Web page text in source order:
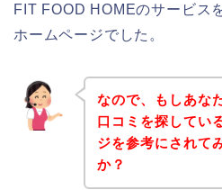
FIT FOOD HOMEのサービス
ホームページでした。
なので、もしあな
口コミを探してい
ジを参考にされて
か？